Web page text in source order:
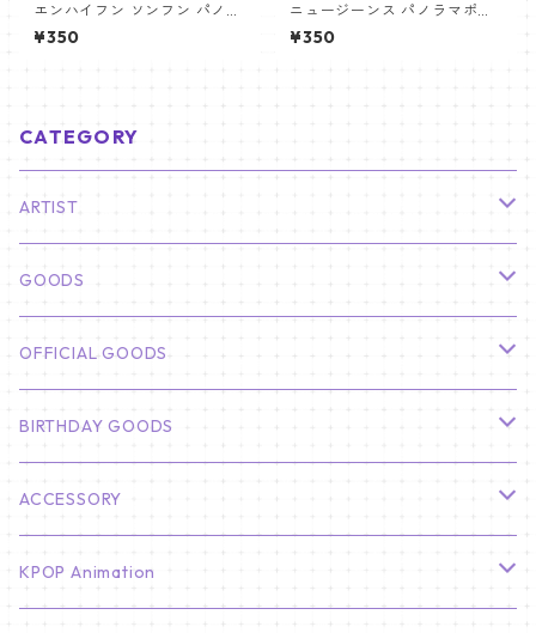
エンハイフン ソンフン パノラ
マポスター (ENHYPEN SUNGH
OON Poster) 700*330mm
¥350
ニュージーンス パノラマポス
ター (Newjeans Panorama P
oster) 700*330mm 【newj
¥350
CATEGORY
ARTIST
俳優
CHA EUN WOO
HYUNBIN
BTS
JIN
J-HOPE
SEVENTEEN
S.COUPS
ジョンハン
Stray Kids
バンチャン
TXT
GOODS
カレンダー
壁掛けカレンダー
ミニ壁掛けカレンダー
フォトカードセット(60枚入り)
韓国語単語カード
プレミアム写真集
OFFICIAL GOODS
LIGHT STICK
Light Stick Pouch
BT21
Stray Kids
BIRTHDAY GOODS
01/01 WINTER
01/16 SEUNGKWAN
ACCESSORY
PIERCE
KPOP Animation